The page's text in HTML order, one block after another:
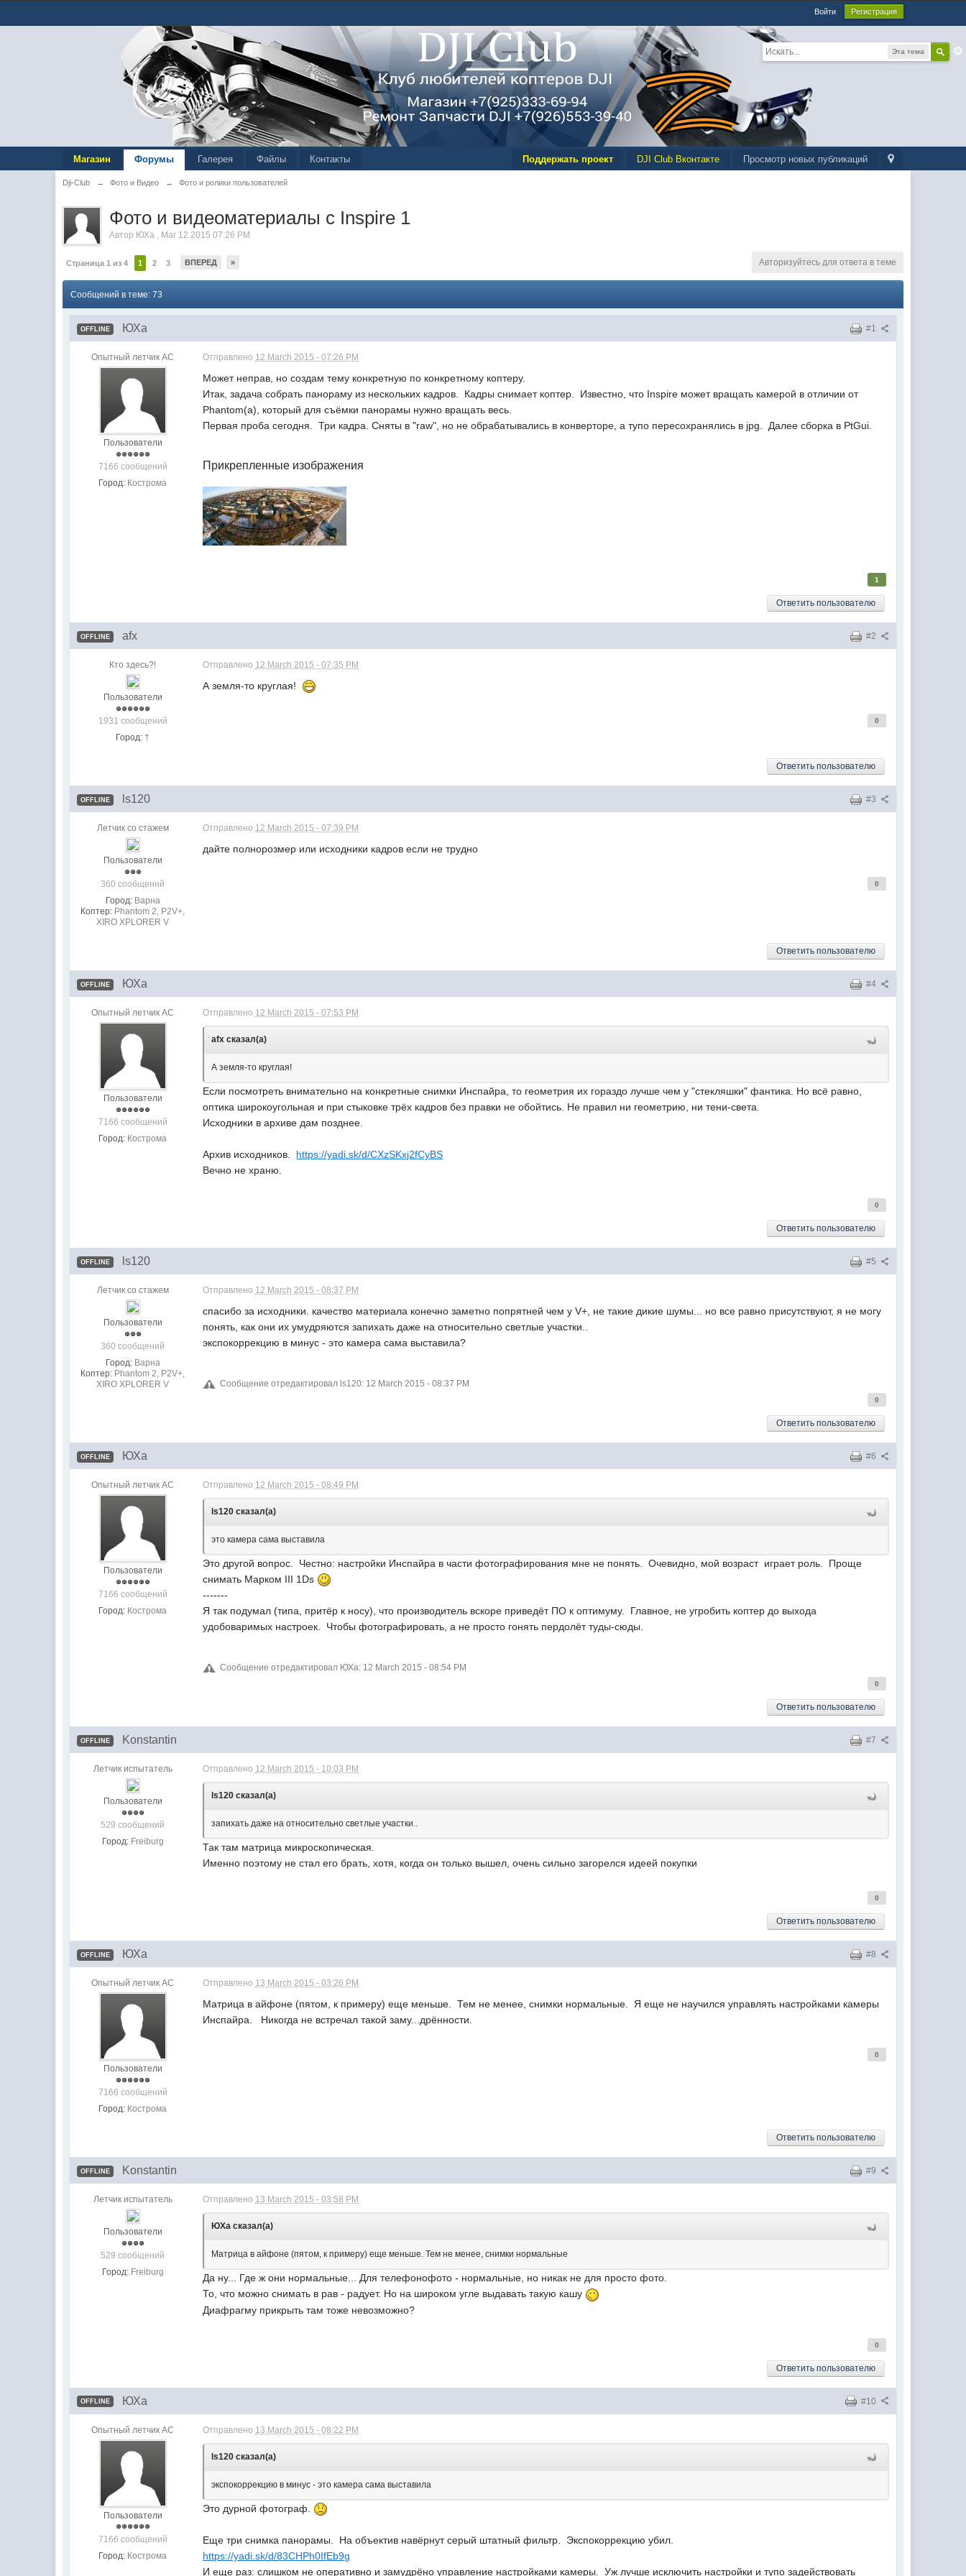
Войти Регистрация
Эта тема
Просмотр новых публикаций
DJI Club Вконтакте
Поддержать проект
Магазин Форумы Галерея Файлы Контакты
Dji-Club → Фото и Видео → Фото и ролики пользователей
Фото и видеоматериалы с Inspire 1
Автор ЮХа , Mar 12 2015 07:26 PM
Страница 1 из 4 1 2 3 ВПЕРЕД » Авторизуйтесь для ответа в теме
Сообщений в теме: 73
#1
OFFLINE ЮХа
Опытный летчик АС
Пользователи
7166 сообщений
Город: Кострома
Отправлено 12 March 2015 - 07:26 PM
Может неправ, но создам тему конкретную по конкретному коптеру.
Итак, задача собрать панораму из нескольких кадров. Кадры снимает коптер. Известно, что Inspire может вращать камерой в отличии от
Phantom(а), который для съёмки панорамы нужно вращать весь.
Первая проба сегодня. Три кадра. Сняты в "raw", но не обрабатывались в конверторе, а тупо пересохранялись в jpg. Далее сборка в PtGui.
Прикрепленные изображения
1
Ответить пользователю
#2
OFFLINE afx
Кто здесь?!
Пользователи
1931 сообщений
Город: †
Отправлено 12 March 2015 - 07:35 PM
А земля-то круглая!
0
Ответить пользователю
#3
OFFLINE ls120
Летчик со стажем
Пользователи
360 сообщений
Город: Варна
Коптер: Phantom 2, P2V+,
XIRO XPLORER V
Отправлено 12 March 2015 - 07:39 PM
дайте полнорозмер или исходники кадров если не трудно
0
Ответить пользователю
#4
OFFLINE ЮХа
Опытный летчик АС
Пользователи
7166 сообщений
Город: Кострома
Отправлено 12 March 2015 - 07:53 PM
afx сказал(а)
А земля-то круглая!
Если посмотреть внимательно на конкретные снимки Инспайра, то геометрия их гораздо лучше чем у "стекляшки" фантика. Но всё равно,
оптика широкоугольная и при стыковке трёх кадров без правки не обойтись. Не правил ни геометрию, ни тени-света.
Исходники в архиве дам позднее.
Архив исходников. https://yadi.sk/d/CXzSKxj2fCyBS
Вечно не храню.
0
Ответить пользователю
#5
OFFLINE ls120
Летчик со стажем
Пользователи
360 сообщений
Город: Варна
Коптер: Phantom 2, P2V+,
XIRO XPLORER V
Отправлено 12 March 2015 - 08:37 PM
спасибо за исходники. качество материала конечно заметно попрятней чем у V+, не такие дикие шумы... но все равно присутствуют, я не могу
понять, как они их умудряются запихать даже на относительно светлые участки..
экспокоррекцию в минус - это камера сама выставила?
Сообщение отредактировал ls120: 12 March 2015 - 08:37 PM
0
Ответить пользователю
#6
OFFLINE ЮХа
Опытный летчик АС
Пользователи
7166 сообщений
Город: Кострома
Отправлено 12 March 2015 - 08:49 PM
ls120 сказал(а)
это камера сама выставила
Это другой вопрос. Честно: настройки Инспайра в части фотографирования мне не понять. Очевидно, мой возраст играет роль. Проще
снимать Марком III 1Ds
-------
Я так подумал (типа, притёр к носу), что производитель вскоре приведёт ПО к оптимуму. Главное, не угробить коптер до выхода
удобоваримых настроек. Чтобы фотографировать, а не просто гонять пердолёт туды-сюды.
Сообщение отредактировал ЮХа: 12 March 2015 - 08:54 PM
0
Ответить пользователю
#7
OFFLINE Konstantin
Летчик испытатель
Пользователи
529 сообщений
Город: Freiburg
Отправлено 12 March 2015 - 10:03 PM
ls120 сказал(а)
запихать даже на относительно светлые участки..
Так там матрица микроскопическая.
Именно поэтому не стал его брать, хотя, когда он только вышел, очень сильно загорелся идеей покупки
0
Ответить пользователю
#8
OFFLINE ЮХа
Опытный летчик АС
Пользователи
7166 сообщений
Город: Кострома
Отправлено 13 March 2015 - 03:26 PM
Матрица в айфоне (пятом, к примеру) еще меньше. Тем не менее, снимки нормальные. Я еще не научился управлять настройками камеры
Инспайра. Никогда не встречал такой заму...дрённости.
0
Ответить пользователю
#9
OFFLINE Konstantin
Летчик испытатель
Пользователи
529 сообщений
Город: Freiburg
Отправлено 13 March 2015 - 03:58 PM
ЮХа сказал(а)
Матрица в айфоне (пятом, к примеру) еще меньше. Тем не менее, снимки нормальные
Да ну... Где ж они нормальные... Для телефонофото - нормальные, но никак не для просто фото.
То, что можно снимать в рав - радует. Но на широком угле выдавать такую кашу
Диафрагму прикрыть там тоже невозможно?
0
Ответить пользователю
#10
OFFLINE ЮХа
Опытный летчик АС
Пользователи
7166 сообщений
Город: Кострома
Отправлено 13 March 2015 - 08:22 PM
ls120 сказал(а)
экспокоррекцию в минус - это камера сама выставила
Это дурной фотограф.
Еще три снимка панорамы. На объектив навёрнут серый штатный фильтр. Экспокоррекцию убил.
https://yadi.sk/d/83CHPh0IfEb9g
И еще раз: слишком не оперативно и замудрёно управление настройками камеры. Уж лучше исключить настройки и тупо задействовать